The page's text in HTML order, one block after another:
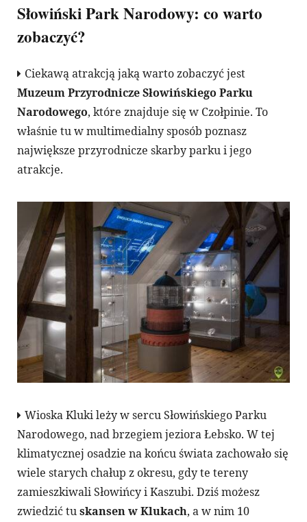
Słowiński Park Narodowy: co warto
zobaczyć?
Ciekawą atrakcją jaką warto zobaczyć jest
Muzeum Przyrodnicze Słowińskiego Parku
Narodowego, które znajduje się w Czołpinie. To
właśnie tu w multimedialny sposób poznasz
największe przyrodnicze skarby parku i jego
atrakcje.
Wioska Kluki leży w sercu Słowińskiego Parku
Narodowego, nad brzegiem jeziora Łebsko. W tej
klimatycznej osadzie na końcu świata zachowało się
wiele starych chałup z okresu, gdy te tereny
zamieszkiwali Słowińcy i Kaszubi. Dziś możesz
zwiedzić tuskansen w Klukach, a w nim 10